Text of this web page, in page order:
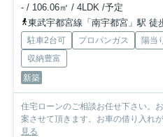
- / 106.06㎡ / 4LDK /予定
東武宇都宮線「南宇都宮」駅 徒
駐車2台可 プロパンガス 陽当
収納豊富
新築
住宅ローンのご相談お任せ下さい。
案させて頂きます。お車の借り入れ
見る